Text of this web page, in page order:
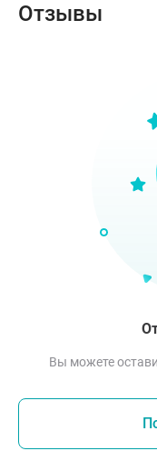
Отзывы
Вы можете